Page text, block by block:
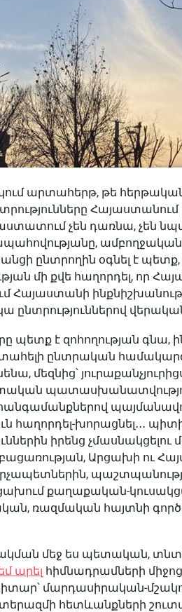
արտահերթ, թե
չեն դառնա, չեն
ընտրողին օգնել է
մի քվե հաղորդել, որ
Հայաստանի
պետք է զոհողության գնա,
ընտրական
մեզնից՝
հաղորդել-խորացնել․․․
իրենց չմասնակցելու
բացառության, Արցախի ու
քաղաքական-
ռազմական հայտնի
մեջ ես պետական,
արել հիմնադրամների
մարդասիրական-
հետևանքների